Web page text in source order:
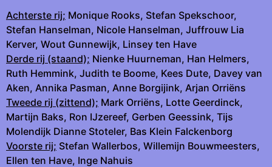
Achterste rij; Monique Rooks, Stefan Spekschoor,
Stefan Hanselman, Nicole Hanselman, Juffrouw Lia
Kerver, Wout Gunnewijk, Linsey ten Have
Derde rij (staand); Nienke Huurneman, Han Helmers,
Ruth Hemmink, Judith te Boome, Kees Dute, Davey van
Aken, Annika Pasman, Anne Borgijink, Arjan Orriëns
Tweede rij (zittend); Mark Orriëns, Lotte Geerdinck,
Martijn Baks, Ron IJzereef, Gerben Geessink, Tijs
Molendijk Dianne Stoteler, Bas Klein Falckenborg
Voorste rij; Stefan Wallerbos, Willemijn Bouwmeesters,
Ellen ten Have, Inge Nahuis